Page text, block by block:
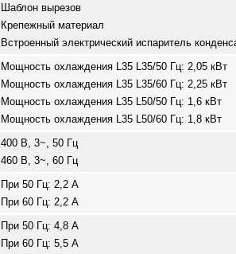
Шаблон вырезов
Крепежный материал
Встроенный электрический испаритель
Мощность охлаждения L35 L35/50 Гц: 2,05 кВт
Мощность охлаждения L35 L35/60 Гц: 2,25 кВт
Мощность охлаждения L35 L50/50 Гц: 1,6 кВт
Мощность охлаждения L35 L50/60 Гц: 1,8 кВт
400 В, 3~, 50 Гц
460 В, 3~, 60 Гц
При 50 Гц: 2,2 A
При 60 Гц: 2,2 A
При 50 Гц: 4,8 A
При 60 Гц: 5,5 A